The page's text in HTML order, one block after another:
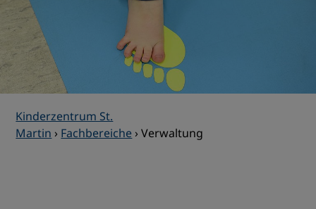
Kinderzentrum St.
Martin › Fachbereiche › Verwaltung